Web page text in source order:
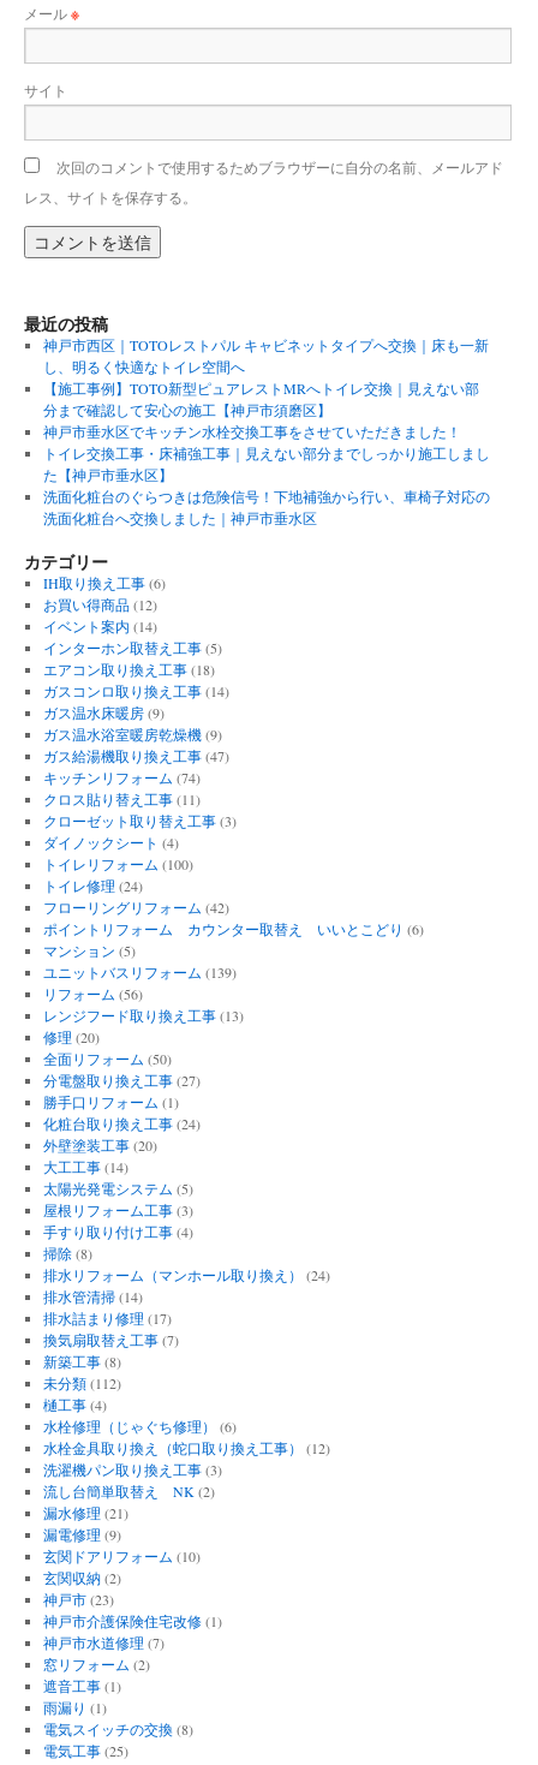
メール※
サイト
次回のコメントで使用するためブラウザーに自分の名前、メールアド
レス、サイトを保存する。
最近の投稿
神戸市西区｜TOTOレストパル キャビネットタイプへ交換｜床も一新
し、明るく快適なトイレ空間へ
【施工事例】TOTO新型ピュアレストMRへトイレ交換｜見えない部
分まで確認して安心の施工【神戸市須磨区】
神戸市垂水区でキッチン水栓交換工事をさせていただきました！
トイレ交換工事・床補強工事｜見えない部分までしっかり施工しまし
た【神戸市垂水区】
洗面化粧台のぐらつきは危険信号！下地補強から行い、車椅子対応の
洗面化粧台へ交換しました｜神戸市垂水区
カテゴリー
IH取り換え工事(6)
お買い得商品(12)
イベント案内 (14)
インターホン取替え工事(5)
エアコン取り換え工事(18)
ガスコンロ取り換え工事(14)
ガス温水床暖房(9)
ガス温水浴室暖房乾燥機(9)
ガス給湯機取り換え工事(47)
キッチンリフォーム (74)
クロス貼り替え工事(11)
クローゼット取り替え工事(3)
ダイノックシート (4)
トイレリフォーム (100)
トイレ修理 (24)
フローリングリフォーム (42)
ポイントリフォーム カウンター取替え いいとこどり (6)
マンション (5)
ユニットバスリフォーム (139)
リフォーム (56)
レンジフード取り換え工事(13)
修理 (20)
全面リフォーム (50)
分電盤取り換え工事(27)
勝手口リフォーム (1)
化粧台取り換え工事(24)
外壁塗装工事(20)
大工工事(14)
太陽光発電システム (5)
屋根リフォーム工事(3)
手すり取り付け工事(4)
掃除(8)
排水リフォーム（マンホール取り換え）
(24)
排水管清掃(14)
排水詰まり修理 (17)
換気扇取替え工事(7)
新築工事(8)
未分類(112)
樋工事(4)
水栓修理（じゃぐち修理）
(6)
水栓金具取り換え（蛇口取り換え工事）
(12)
洗濯機パン取り換え工事(3)
流し台簡単取替え NK (2)
漏水修理 (21)
漏電修理 (9)
玄関ドアリフォーム (10)
玄関収納(2)
神戸市(23)
神戸市介護保険住宅改修(1)
神戸市水道修理 (7)
窓リフォーム (2)
遮音工事(1)
雨漏り (1)
電気スイッチの交換(8)
電気工事(25)